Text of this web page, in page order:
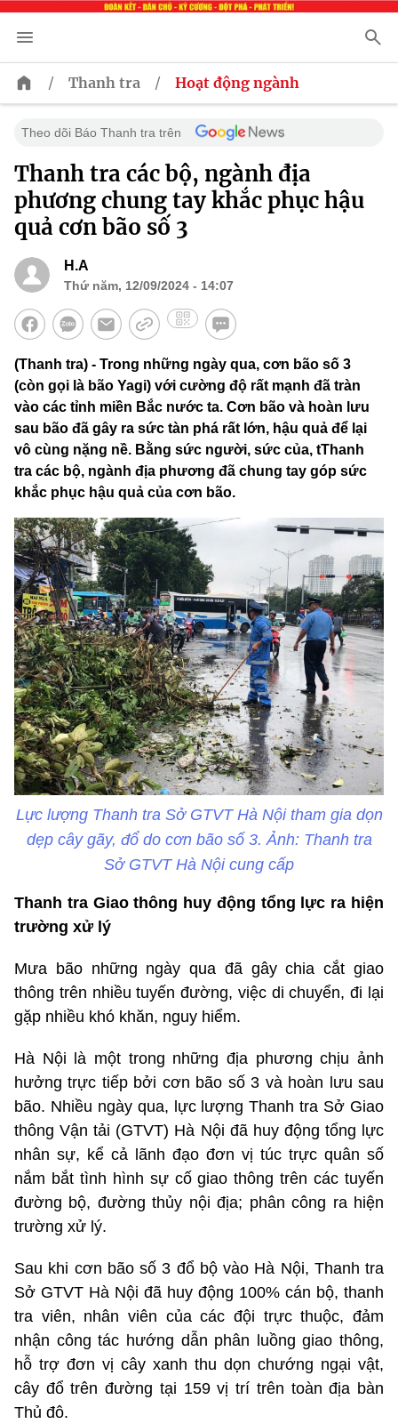
/ Thanh tra / Hoạt động ngành
Theo dõi Báo Thanh tra trên
Thanh tra các bộ, ngành địa
phương chung tay khắc phục hậu
quả cơn bão số 3
H.A
Thứ năm, 12/09/2024 - 14:07
(Thanh tra) - Trong những ngày qua, cơn bão số 3
(còn gọi là bão Yagi) với cường độ rất mạnh đã tràn
vào các tỉnh miền Bắc nước ta. Cơn bão và hoàn lưu
sau bão đã gây ra sức tàn phá rất lớn, hậu quả để lại
vô cùng nặng nề. Bằng sức người, sức của, tThanh
tra các bộ, ngành địa phương đã chung tay góp sức
khắc phục hậu quả của cơn bão.
Lực lượng Thanh tra Sở GTVT Hà Nội tham gia dọn
dẹp cây gãy, đổ do cơn bão số 3. Ảnh: Thanh tra
Sở GTVT Hà Nội cung cấp
Thanh tra Giao thông huy động tổng lực ra hiện
trường xử lý
Mưa bão những ngày qua đã gây chia cắt giao
thông trên nhiều tuyến đường, việc di chuyển, đi lại
gặp nhiều khó khăn, nguy hiểm.
Hà Nội là một trong những địa phương chịu ảnh
hưởng trực tiếp bởi cơn bão số 3 và hoàn lưu sau
bão. Nhiều ngày qua, lực lượng Thanh tra Sở Giao
thông Vận tải (GTVT) Hà Nội đã huy động tổng lực
nhân sự, kể cả lãnh đạo đơn vị túc trực quân số
nắm bắt tình hình sự cố giao thông trên các tuyến
đường bộ, đường thủy nội địa; phân công ra hiện
trường xử lý.
Sau khi cơn bão số 3 đổ bộ vào Hà Nội, Thanh tra
Sở GTVT Hà Nội đã huy động 100% cán bộ, thanh
tra viên, nhân viên của các đội trực thuộc, đảm
nhận công tác hướng dẫn phân luồng giao thông,
hỗ trợ đơn vị cây xanh thu dọn chướng ngại vật,
cây đổ trên đường tại 159 vị trí trên toàn địa bàn
Thủ đô.